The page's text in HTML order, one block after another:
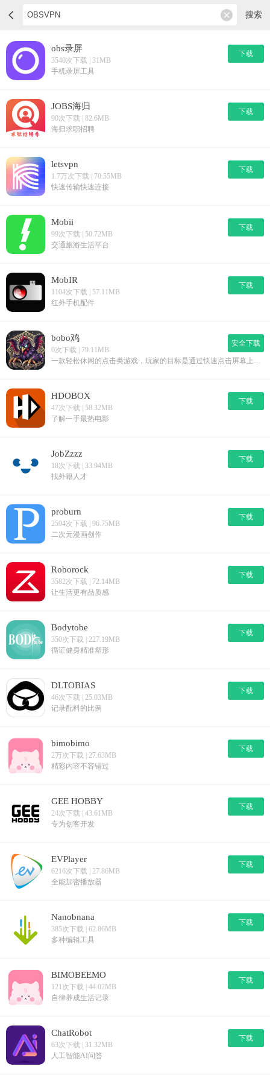
搜索
obs录屏
3540次下载 | 31MB
手机录屏工具
下载
JOBS海归
90次下载 | 82.6MB
海归求职招聘
下载
letsvpn
1.7万次下载 | 70.55MB
快速传输快速连接
下载
Mobii
99次下载 | 50.72MB
交通旅游生活平台
下载
MobIR
1104次下载 | 57.11MB
红外手机配件
下载
bobo鸡
0次下载 | 79.11MB
一款轻松休闲的点击类游戏，玩家的目标是通过快速点击屏幕上出现的怪物来获得金币。游戏操作简单，容易上手，适合各个年龄段的玩家。在游戏中，玩家需要不断提高自己的反应速度和点击准确性。随着游戏的进行，怪物出现的速度和频率会逐渐增加，挑战玩家的反应能力和手速。此外，游戏中还设有多种道具和技能，玩家可以使用它们来增强攻击力、减缓怪物速度或增加金币获取量等，使游戏玩法更加多样化和有趣。.
安全下载
HDOBOX
47次下载 | 58.32MB
了解一手最热电影
下载
JobZzzz
18次下载 | 33.94MB
找外籍人才
下载
proburn
2594次下载 | 96.75MB
二次元漫画创作
下载
Roborock
3582次下载 | 72.14MB
让生活更有品质感
下载
Bodytobe
350次下载 | 227.19MB
循证健身精准塑形
下载
DLTOBIAS
46次下载 | 25.03MB
记录配料的比例
下载
bimobimo
2万次下载 | 27.63MB
精彩内容不容错过
下载
GEE HOBBY
24次下载 | 43.61MB
专为创客开发
下载
EVPlayer
6216次下载 | 27.86MB
全能加密播放器
下载
Nanobnana
385次下载 | 62.86MB
多种编辑工具
下载
BIMOBEEMO
121次下载 | 44.02MB
自律养成生活记录
下载
ChatRobot
63次下载 | 31.32MB
人工智能AI问答
下载